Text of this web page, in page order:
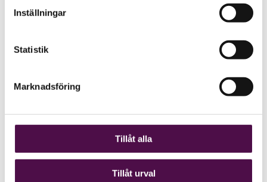
Inställningar
Statistik
Marknadsföring
Tillåt alla
Tillåt urval